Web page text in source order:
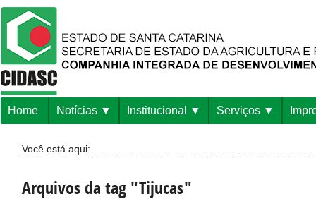
Home Notícias Institucional Serviços
Você está aqui:
Arquivos da tag "Tijucas"